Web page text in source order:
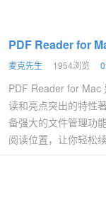
PDF Reader for
麦克先生 1954浏览
PDF Reader for Mac
读和亮点突出的特性
备强大的文件管理功
阅读位置，让你轻松